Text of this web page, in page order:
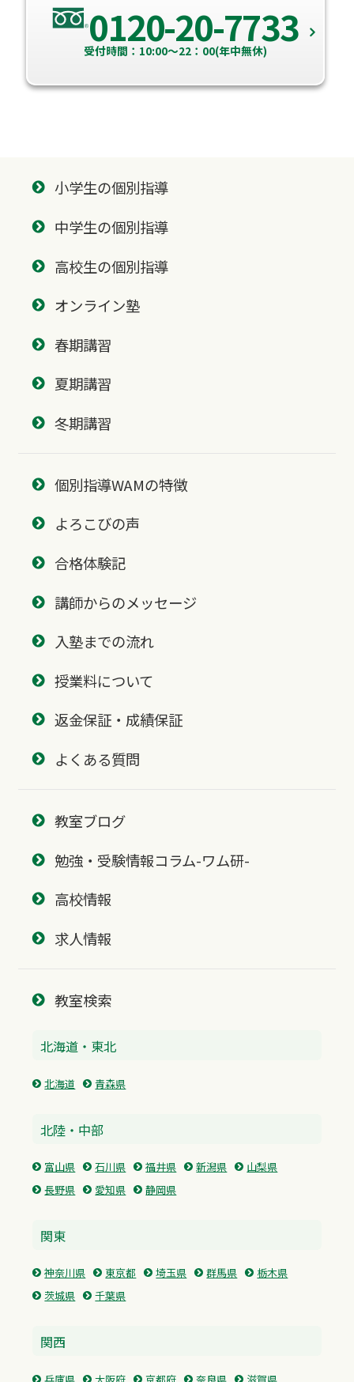
0120-20-7733
受付時間：10:00～22：00(年中無休)
小学生の個別指導
中学生の個別指導
高校生の個別指導
オンライン塾
春期講習
夏期講習
冬期講習
個別指導WAMの特徴
よろこびの声
合格体験記
講師からのメッセージ
入塾までの流れ
授業料について
返金保証・成績保証
よくある質問
教室ブログ
勉強・受験情報コラム-ワム研-
高校情報
求人情報
教室検索
北海道・東北
北海道 青森県
北陸・中部
富山県 石川県 福井県 新潟県
山梨県
長野県
愛知県 静岡県
関東
神奈川県 東京都 埼玉県 群馬県
栃木県
茨城県
千葉県
関西